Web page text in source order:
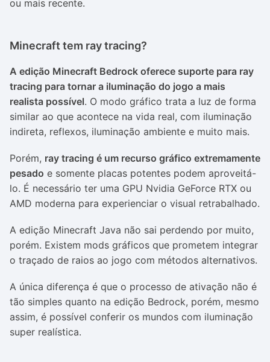
ou mais recente.
Minecraft tem ray tracing?
A edição Minecraft Bedrock oferece suporte para ray
tracing para tornar a iluminação do jogo a mais
realista possível. O modo gráfico trata a luz de forma
similar ao que acontece na vida real, com iluminação
indireta, reflexos, iluminação ambiente e muito mais.
Porém, ray tracing é um recurso gráfico extremamente
pesado e somente placas potentes podem aproveitá-
lo. É necessário ter uma GPU Nvidia GeForce RTX ou
AMD moderna para experienciar o visual retrabalhado.
A edição Minecraft Java não sai perdendo por muito,
porém. Existem mods gráficos que prometem integrar
o traçado de raios ao jogo com métodos alternativos.
A única diferença é que o processo de ativação não é
tão simples quanto na edição Bedrock, porém, mesmo
assim, é possível conferir os mundos com iluminação
super realística.